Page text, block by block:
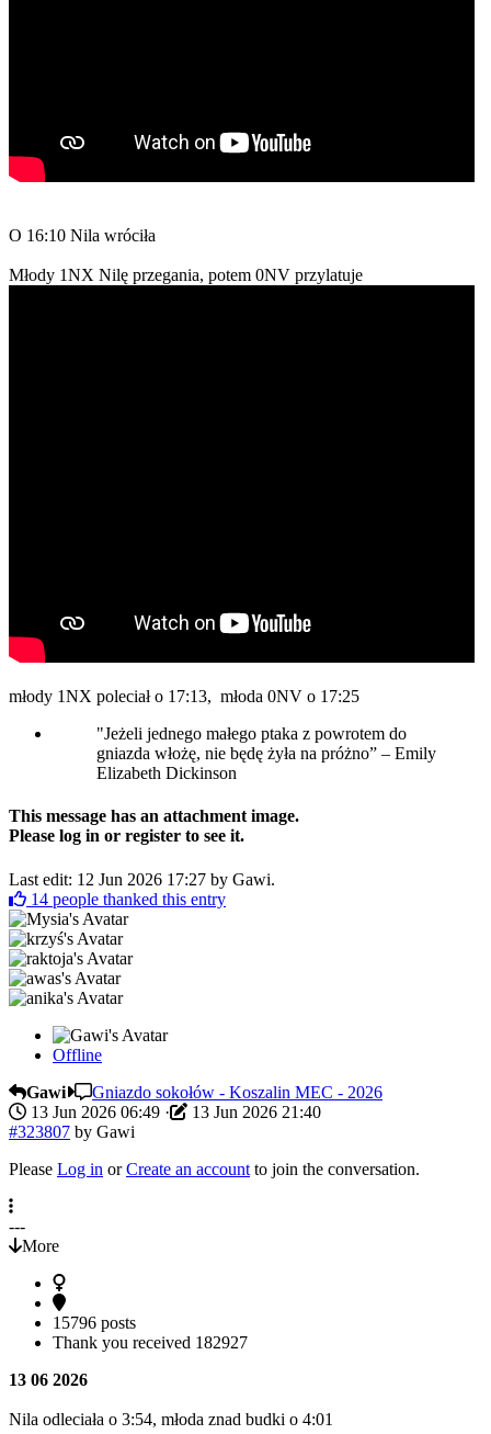
O 16:10 Nila wróciła
Młody 1NX Nilę przegania, potem 0NV przylatuje
młody 1NX poleciał o 17:13, młoda 0NV o 17:25
"Jeżeli jednego małego ptaka z powrotem do
gniazda włożę, nie będę żyła na próżno” – Emily
Elizabeth Dickinson
This message has an attachment image.
Please log in or register to see it.
Last edit: 12 Jun 2026 17:27 by Gawi.
14 people thanked this entry
Offline
Gawi
Gniazdo sokołów - Koszalin MEC - 2026
13 Jun 2026 06:49 ·
13 Jun 2026 21:40
#323807 by Gawi
Please Log in orCreate an account to join the conversation.
---
More
15796 posts
Thank you received 182927
13 06 2026
Nila odleciała o 3:54, młoda znad budki o 4:01